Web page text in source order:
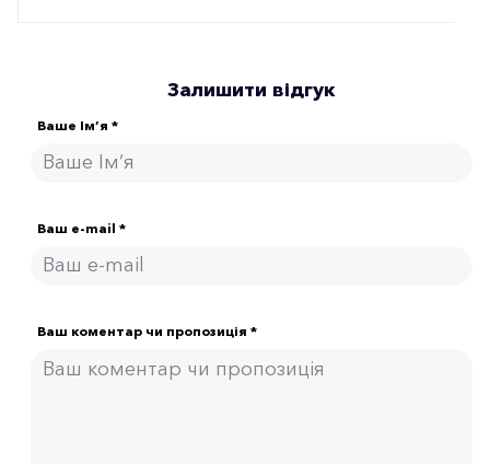
Залишити відгук
Ваше Ім’я *
Ваш e-mail *
Ваш коментар чи пропозиція *